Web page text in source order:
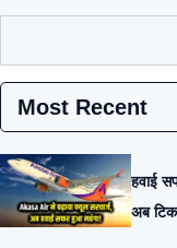
Most Recent
हवाई
अब